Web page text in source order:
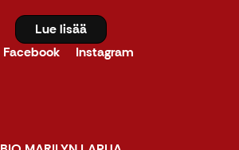
Lue lisää
Facebook
Instagram